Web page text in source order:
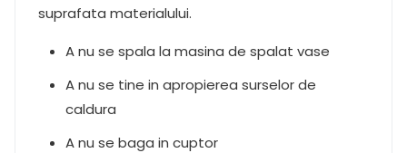
suprafata materialului.
A nu se spala la masina de spalat vase
A nu se tine in apropierea surselor de
caldura
A nu se baga in cuptor